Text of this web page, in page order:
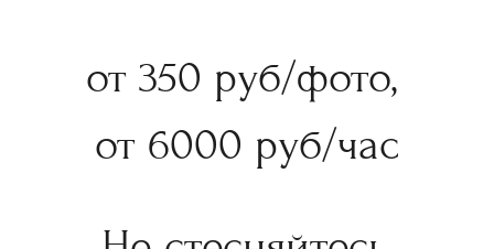
от 350 руб/фото,
от 6000 руб/час